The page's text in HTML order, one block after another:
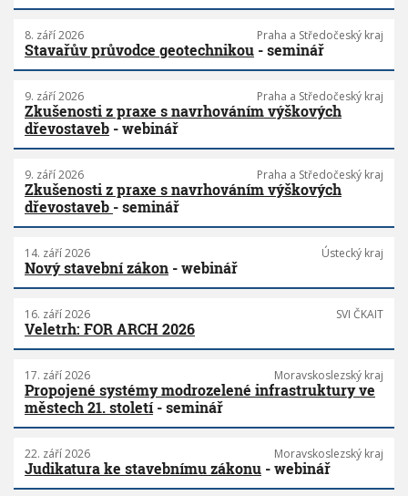
8. září 2026 Praha a Středočeský kraj
Stavařův průvodce geotechnikou - seminář
9. září 2026 Praha a Středočeský kraj
Zkušenosti z praxe s navrhováním výškových
dřevostaveb - webinář
9. září 2026 Praha a Středočeský kraj
Zkušenosti z praxe s navrhováním výškových
dřevostaveb - seminář
14. září 2026 Ústecký kraj
Nový stavební zákon - webinář
16. září 2026 SVI ČKAIT
Veletrh: FOR ARCH 2026
17. září 2026 Moravskoslezský kraj
Propojené systémy modrozelené infrastruktury ve
městech 21. století- seminář
22. září 2026 Moravskoslezský kraj
Judikatura ke stavebnímu zákonu - webinář